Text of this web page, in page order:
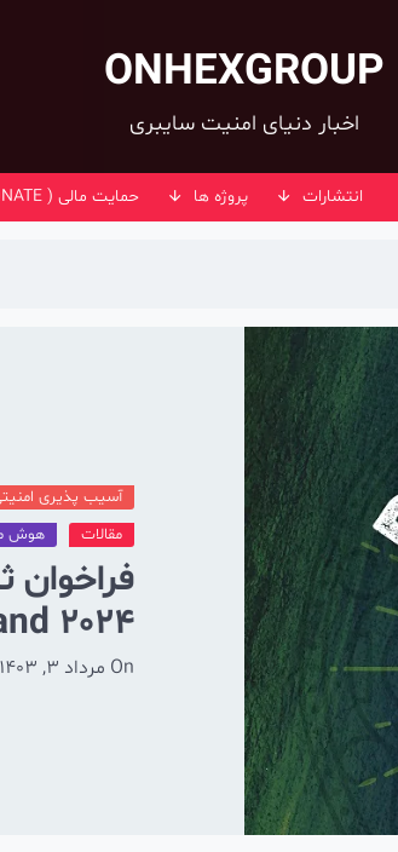
ONHEXGROUP
اخبار دنیای امنیت سایبری
انتشارات پروژه ها حمایت مالی ( DONATE)
آسیب پذیری
مقالات
هوش
2024
On مرداد 3, 1403